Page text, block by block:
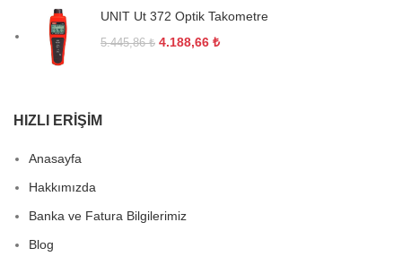
UNIT Ut 372 Optik Takometre
5.445,86₺ 4.188,66 ₺
HIZLI ERIŞIM
Anasayfa
Hakkımızda
Banka ve Fatura Bilgilerimiz
Blog